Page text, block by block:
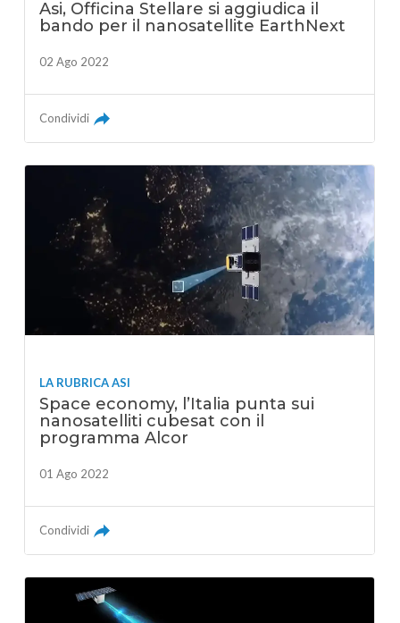
Asi, Officina Stellare si aggiudica il
bando per il nanosatellite EarthNext
02 Ago 2022
Condividi
LA RUBRICA ASI
Space economy, l’Italia punta sui
nanosatelliti cubesat con il
programma Alcor
01 Ago 2022
Condividi